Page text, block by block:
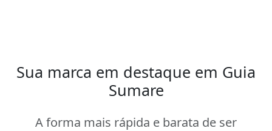
Sua marca em destaque em Guia
Sumare
A forma mais rápida e barata de ser